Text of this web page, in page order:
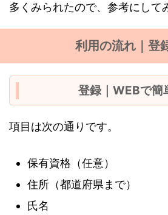
多くみられたので、参考にして
利用の流れ｜登
登録｜WEBで簡
項目は次の通りです。
保有資格（任意）
住所（都道府県まで）
氏名